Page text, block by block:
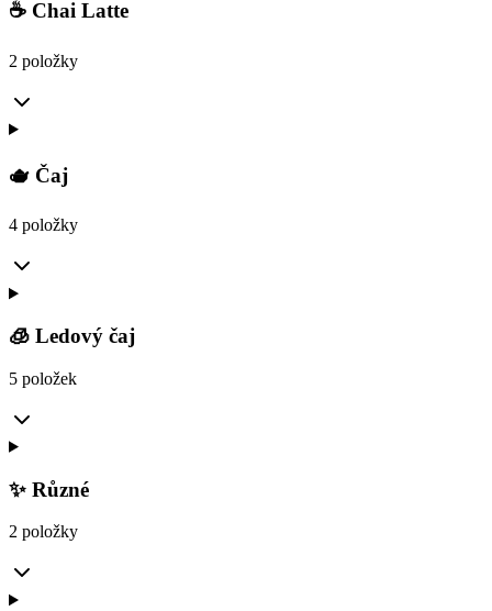
☕ Chai Latte
2 položky
🫖 Čaj
4 položky
🧊 Ledový čaj
5 položek
✨ Různé
2 položky